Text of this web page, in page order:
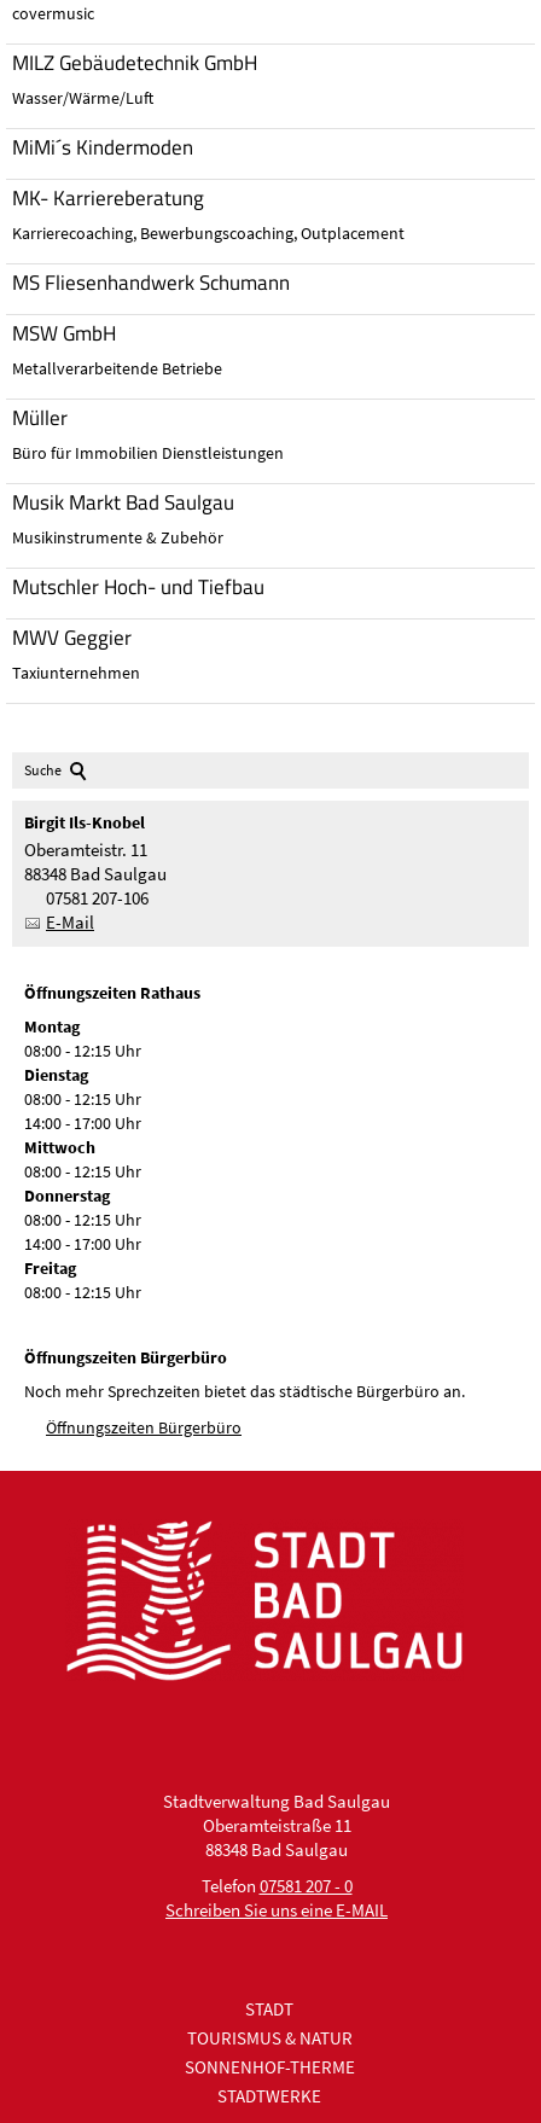
covermusic
MILZ Gebäudetechnik GmbH
Wasser/Wärme/Luft
MiMi´s Kindermoden
MK- Karriereberatung
Karrierecoaching, Bewerbungscoaching, Outplacement
MS Fliesenhandwerk Schumann
MSW GmbH
Metallverarbeitende Betriebe
Müller
Büro für Immobilien Dienstleistungen
Musik Markt Bad Saulgau
Musikinstrumente & Zubehör
Mutschler Hoch- und Tiefbau
MWV Geggier
Taxiunternehmen
Suche
Birgit Ils-Knobel
Oberamteistr. 11
88348 Bad Saulgau
07581 207-106
E-Mail
Öffnungszeiten Rathaus
Montag
08:00 - 12:15 Uhr
Dienstag
08:00 - 12:15 Uhr
14:00 - 17:00 Uhr
Mittwoch
08:00 - 12:15 Uhr
Donnerstag
08:00 - 12:15 Uhr
14:00 - 17:00 Uhr
Freitag
08:00 - 12:15 Uhr
Öffnungszeiten Bürgerbüro
Noch mehr Sprechzeiten bietet das städtische Bürgerbüro an.
Öffnungszeiten Bürgerbüro
Stadtverwaltung Bad Saulgau
Oberamteistraße 11
88348 Bad Saulgau
Telefon 07581 207 - 0
Schreiben Sie uns eine E-MAIL
STADT
TOURISMUS & NATUR
SONNENHOF-THERME
STADTWERKE